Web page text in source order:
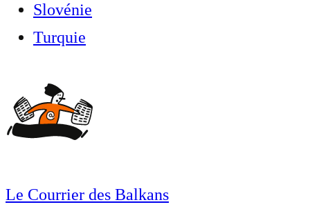
Slovénie
Turquie
Le Courrier des Balkans